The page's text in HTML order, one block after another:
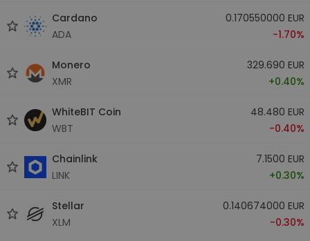
Cardano
ADA
0.170550000 EUR
-1.70%
Monero
XMR
329.690 EUR
+0.40%
WhiteBIT Coin
WBT
48.480 EUR
-0.40%
Chainlink
LINK
7.1500 EUR
+0.30%
Stellar
XLM
0.140674000 EUR
-0.30%